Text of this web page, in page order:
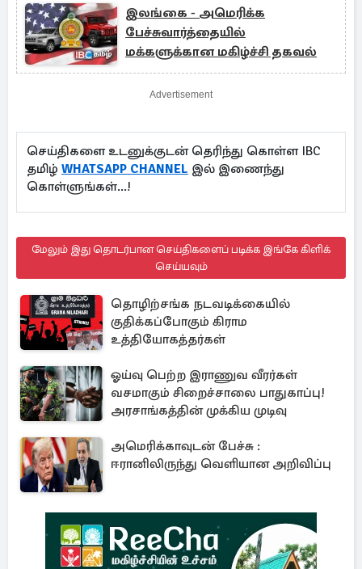
இலங்கை - அமெரிக்க
பேச்சுவார்த்தையில்
மக்களுக்கான மகிழ்ச்சி தகவல்
Advertisement
செய்திகளை உடனுக்குடன் தெரிந்து கொள்ள IBC
தமிழ் WHATSAPP CHANNEL இல் இணைந்து
கொள்ளுங்கள்...!
மேலும் இது தொடர்பான செய்திகளைப் படிக்க இங்கே கிளிக்
செய்யவும்
தொழிற்சங்க நடவடிக்கையில்
குதிக்கப்போகும் கிராம
உத்தியோகத்தர்கள்
ஓய்வு பெற்ற இராணுவ வீரர்கள்
வசமாகும் சிறைச்சாலை பாதுகாப்பு!
அரசாங்கத்தின் முக்கிய முடிவு
அமெரிக்காவுடன் பேச்சு :
ஈரானிலிருந்து வெளியான அறிவிப்பு